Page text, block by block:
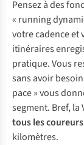
Pensez à des
« running
votre cadence et
itinéraires
pratique. Vous
sans avoir
pace » vous
segment. Bref, la
tous les coureurs
kilomètres.